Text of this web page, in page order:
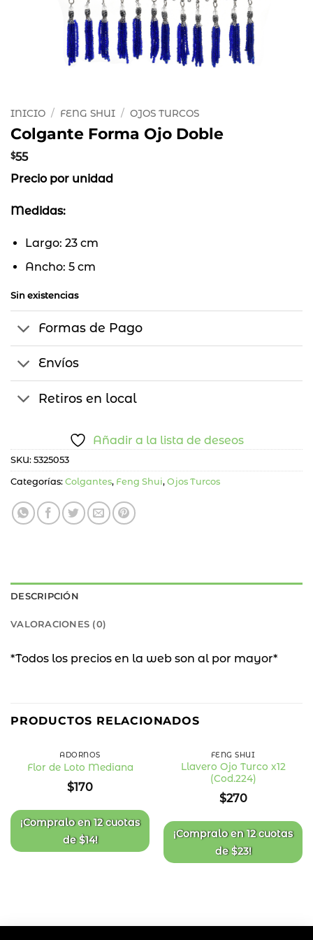
INICIO / FENG SHUI / OJOS TURCOS
Colgante Forma Ojo Doble
$55
Precio por unidad
Medidas:
Largo: 23 cm
Ancho: 5 cm
Sin existencias
Formas de Pago
Envíos
Retiros en local
Añadir a la lista de deseos
SKU: 5325053
Categorías: Colgantes, Feng Shui, Ojos Turcos
DESCRIPCIÓN
VALORACIONES (0)
*Todos los precios en la web son al por mayor*
PRODUCTOS RELACIONADOS
de
deseos
ADORNOS
Flor de Loto Mediana
$170
¡Compralo en12 cuotas
de$14!
FENG SHUI
Llavero Ojo Turco x12
(Cod.224)
$270
¡Compralo en12 cuotas
de$23!